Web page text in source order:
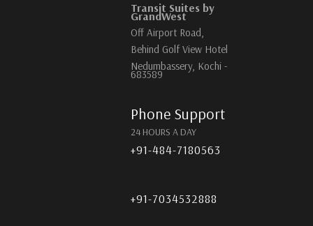
Transit Suites by
GrandWest
Off Airport Road,
Behind Golf View Hotel
Nedumbassery, Kochi -
683589
Phone Support
24 HOURS A DAY
+91-484-7180563
+91-7034532888